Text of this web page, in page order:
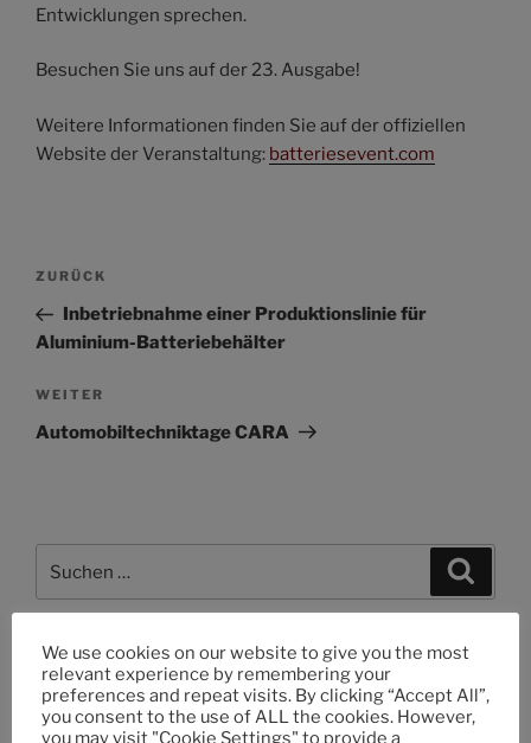
Entwicklungen sprechen.
Besuchen Sie uns auf der 23. Ausgabe!
Weitere Informationen finden Sie auf der offiziellen
Website der Veranstaltung: batteriesevent.com
ZURÜCK
Inbetriebnahme einer Produktionslinie für
Aluminium-Batteriebehälter
WEITER
Automobiltechniktage CARA
NEUESTE BEITRÄGE
Saint Jean Industries SAS erhält TISAX-Zertifizierung
We use cookies on our website to give you the most
relevant experience by remembering your
preferences and repeat visits. By clicking “Accept All”,
you consent to the use of ALL the cookies. However,
you may visit "Cookie Settings" to provide a